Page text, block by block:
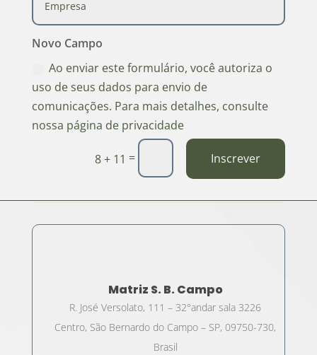
Novo Campo
Ao enviar este formulário, você autoriza o
uso de seus dados para envio de
comunicações. Para mais detalhes, consulte
nossa página de privacidade
8 + 11 = Inscrever
Matriz S. B. Campo
R. José Versolato, 111 – 32°andar sala 3226
Centro, São Bernardo do Campo – SP, 09750-730,
Brasil